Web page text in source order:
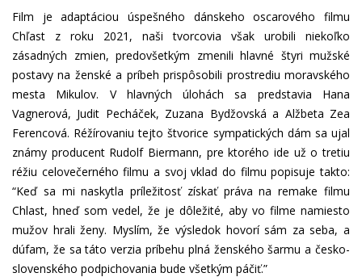
Film je adaptáciou úspešného dánskeho oscarového filmu
Chľast z roku 2021, naši tvorcovia však urobili niekoľko
zásadných zmien, predovšetkým zmenili hlavné štyri mužské
postavy na ženské a príbeh prispôsobili prostrediu moravského
mesta Mikulov. V hlavných úlohách sa predstavia Hana
Vagnerová, Judit Pecháček, Zuzana Bydžovská a Alžbeta Zea
Ferencová. Réžírovaniu tejto štvorice sympatických dám sa ujal
známy producent Rudolf Biermann, pre ktorého ide už o tretiu
réžiu celovečerného filmu a svoj vklad do filmu popisuje takto:
“Keď sa mi naskytla príležitosť získať práva na remake filmu
Chlast, hneď som vedel, že je dôležité, aby vo filme namiesto
mužov hrali ženy. Myslím, že výsledok hovorí sám za seba, a
dúfam, že sa táto verzia príbehu plná ženského šarmu a česko-
slovenského podpichovania bude všetkým páčiť.”